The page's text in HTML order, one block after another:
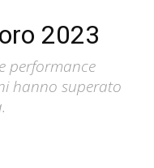
2023
performance
hanno superato